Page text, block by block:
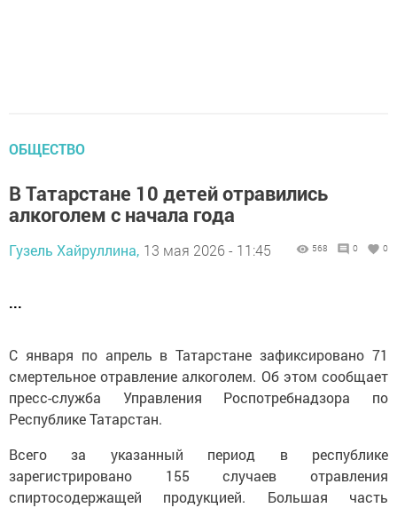
ОБЩЕСТВО
В Татарстане 10 детей отравились
алкоголем с начала года
Гузель Хайруллина, 13 мая 2026 - 11:45 568 0 0
...
С января по апрель в Татарстане зафиксировано 71
смертельное отравление алкоголем. Об этом сообщает
пресс-служба Управления Роспотребнадзора по
Республике Татарстан.
Всего за указанный период в республике
зарегистрировано 155 случаев отравления
спиртосодержащей продукцией. Большая часть